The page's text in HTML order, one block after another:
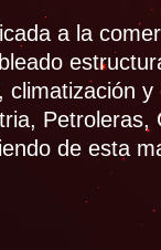
a la
Petroleras,
de esta